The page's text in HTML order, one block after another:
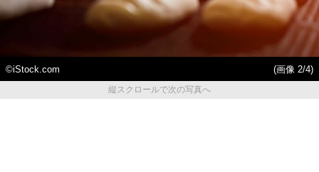
©iStock.com
(画像 2/4)
縦スクロールで次の写真へ